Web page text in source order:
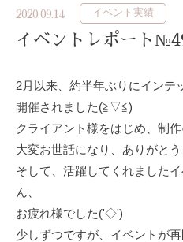
2020.09.14 イベント実績
イベントレポート
2月以来、約半年ぶりにインテ
開催されました(≧▽≦)
クライアント様をはじめ、制
大変お世話になり、ありがと
そして、活躍してくれました
ん、
お疲れ様でした('◇')ゞ
少しずつですが、イベントが再